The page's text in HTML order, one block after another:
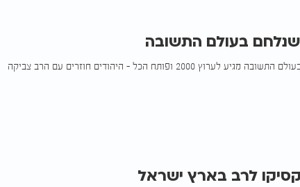
שנלחם בעולם התשובה
הקיבוצניק שנלחם בעולם התשובה מגיע לערוץ 2000 ופותח הכל - היהודים חוזרים עם הרב צביקה
לרב בארץ ישראל